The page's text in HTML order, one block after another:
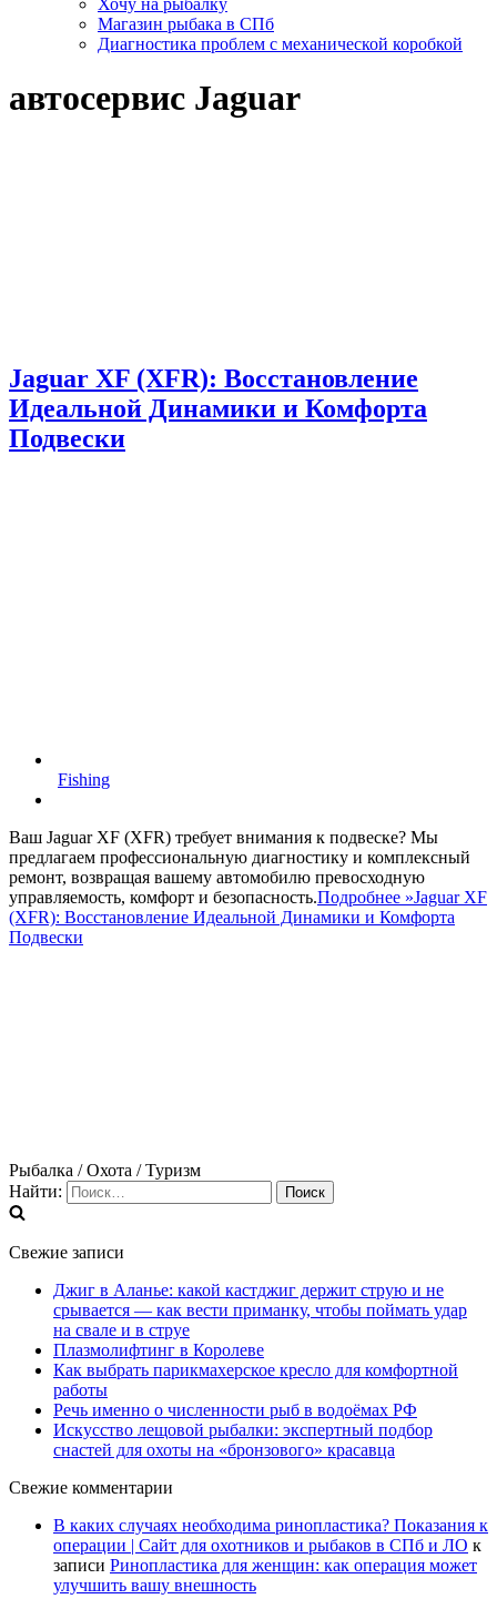
Хочу на рыбалку
Магазин рыбака в СПб
Диагностика проблем с механической коробкой
автосервис Jaguar
Jaguar XF (XFR): Восстановление
Идеальной Динамики и Комфорта
Подвески
Fishing
Ваш Jaguar XF (XFR) требует внимания к подвеске? Мы
предлагаем профессиональную диагностику и комплексный
ремонт, возвращая вашему автомобилю превосходную
управляемость, комфорт и безопасность.Подробнее »Jaguar XF
(XFR): Восстановление Идеальной Динамики и Комфорта
Подвески
Рыбалка / Охота / Туризм
Найти:
Свежие записи
Джиг в Аланье: какой кастджиг держит струю и не
срывается — как вести приманку, чтобы поймать удар
на свале и в струе
Плазмолифтинг в Королеве
Как выбрать парикмахерское кресло для комфортной
работы
Речь именно о численности рыб в водоёмах РФ
Искусство лещовой рыбалки: экспертный подбор
снастей для охоты на «бронзового» красавца
Свежие комментарии
В каких случаях необходима ринопластика? Показания к
операции | Сайт для охотников и рыбаков в СПб и ЛО к
записи Ринопластика для женщин: как операция может
улучшить вашу внешность